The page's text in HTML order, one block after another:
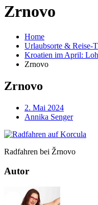
Zrnovo
Home
Urlaubsorte & Reise-
Kroatien im April:
Zrnovo
Zrnovo
2. Mai 2024
Annika Senger
Radfahren bei Žrnovo
Autor